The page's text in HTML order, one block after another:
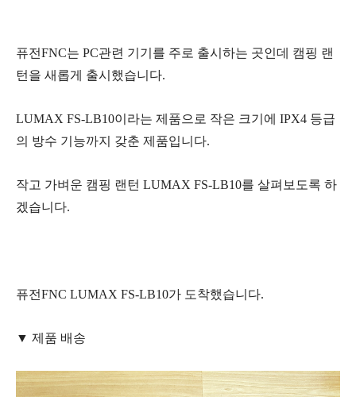
퓨전FNC는 PC관련 기기를 주로 출시하는 곳인데 캠핑 랜
턴을 새롭게 출시했습니다.
LUMAX FS-LB10이라는 제품으로 작은 크기에 IPX4 등급
의 방수 기능까지 갖춘 제품입니다.
작고 가벼운 캠핑 랜턴 LUMAX FS-LB10를 살펴보도록 하
겠습니다.
퓨전FNC LUMAX FS-LB10가 도착했습니다.
▼ 제품 배송